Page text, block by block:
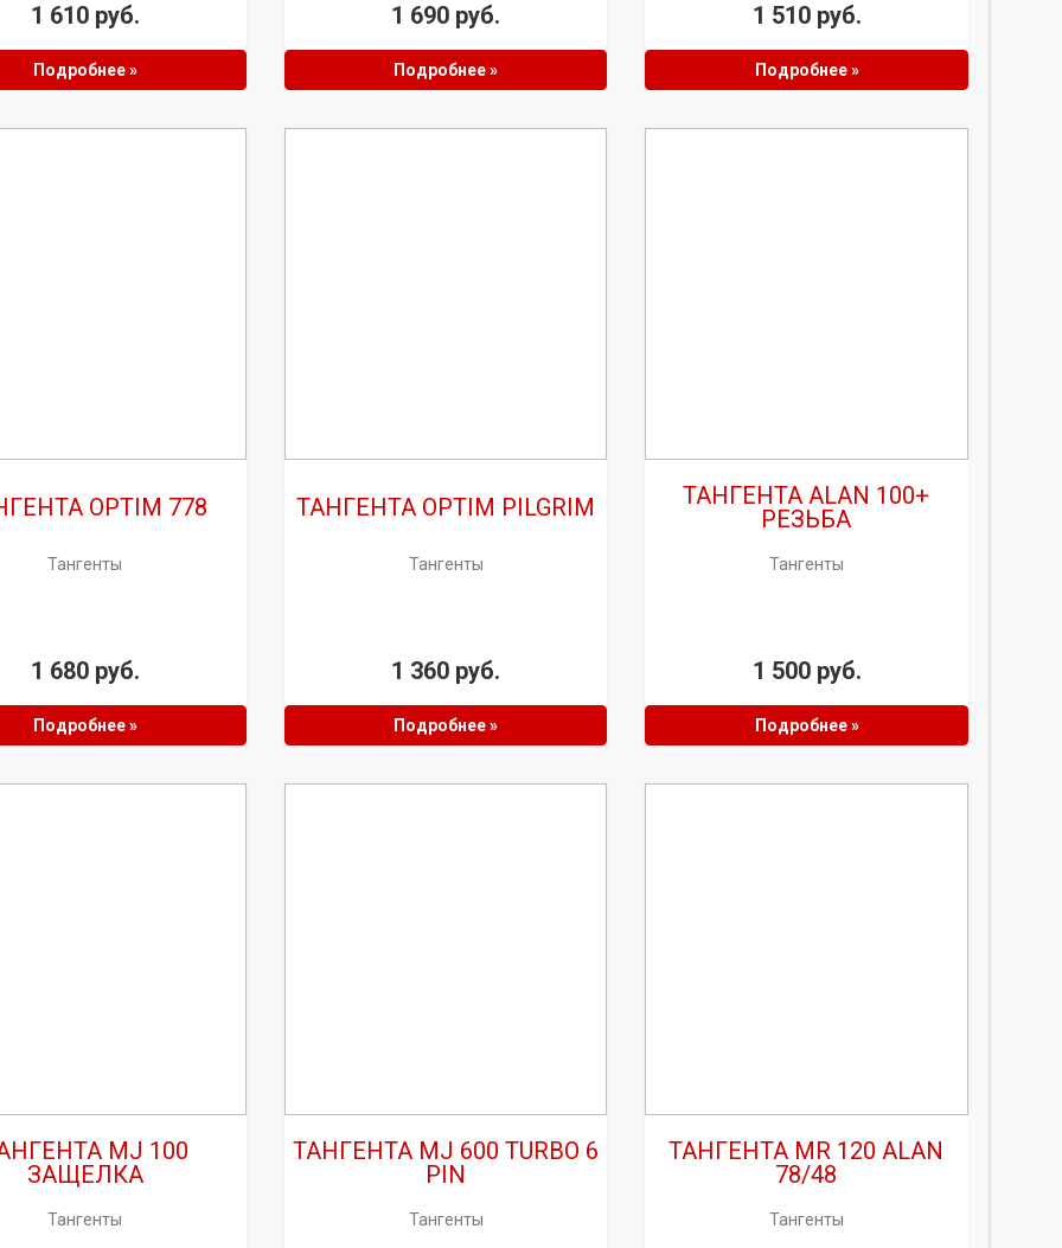
1 610 руб.
Подробнее »
1 690 руб.
Подробнее »
1 510 руб.
Подробнее »
OPTIM 778
Тангенты
1 680 руб.
Подробнее »
ТАНГЕНТА OPTIM PILGRIM
Тангенты
1 360 руб.
Подробнее »
ТАНГЕНТА ALAN 100+
РЕЗЬБА
Тангенты
1 500 руб.
Подробнее »
MJ 100
ЗАЩЕЛКА
Тангенты
ТАНГЕНТА MJ 600 TURBO 6
PIN
Тангенты
ТАНГЕНТА MR 120 ALAN
78/48
Тангенты